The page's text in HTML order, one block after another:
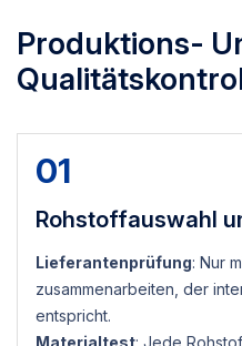
Produktions-
01
Rohstoffauswahl
Lieferantenprüfung: Nur
zusammenarbeiten, der
entspricht.